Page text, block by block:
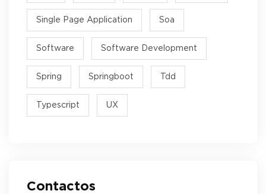
Single Page Application Soa
Software Software Development
Spring Springboot Tdd
Typescript UX
Contactos